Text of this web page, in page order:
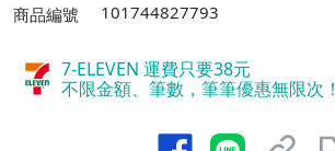
商品編號
101744827793
7-ELEVEN 運費只要38元
不限金額、筆數，筆筆優惠無限次！